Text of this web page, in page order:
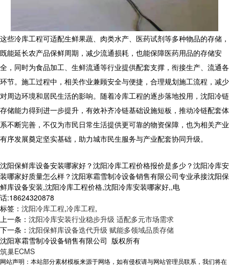
这些冷库工程可适配生鲜果蔬、肉类水产、医药试剂等多种物品的存储，
既能延长农产品保鲜周期，减少流通损耗，也能保障医药用品的存储安
全，同时为食品加工、生鲜流通等行业提供配套支撑，衔接生产、流通各
环节。施工过程中，相关作业兼顾安全与便捷，合理规划施工流程，减少
对周边环境和居民生活的影响。随着冷库工程的逐步落地投用，沈阳冷链
存储能力得到进一步提升，有效补齐冷链基础设施短板，推动冷链配套体
系不断完善，不仅为市民日常生活提供更可靠的物资保障，也为相关产业
有序发展奠定坚实基础，助力城市民生服务与产业配套协同升级。
沈阳保鲜库设备安装哪家好？沈阳冷库工程价格报价是多少？沈阳冷库安
装哪家好质量怎么样？沈阳寒霜雪制冷设备销售有限公司专业承接沈阳保
鲜库设备安装,沈阳冷库工程价格,沈阳冷库安装哪家好,,电
话:18624320878
标签： 沈阳冷库工程,冷库工程,
上一条： 沈阳冷库安装行业稳步升级 适配多元市场需求
下一条： 沈阳保鲜库设备迭代升级 赋能多领域品质存储
沈阳寒霜雪制冷设备销售有限公司 版权所有
筑巢ECMS
网站声明：本站部分素材模板来源于网络，如有侵权请与网站管理员联系，我们将在